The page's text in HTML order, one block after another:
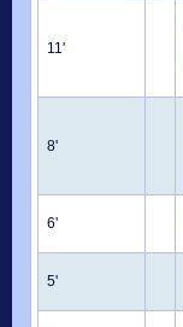
11'
8'
6'
5'